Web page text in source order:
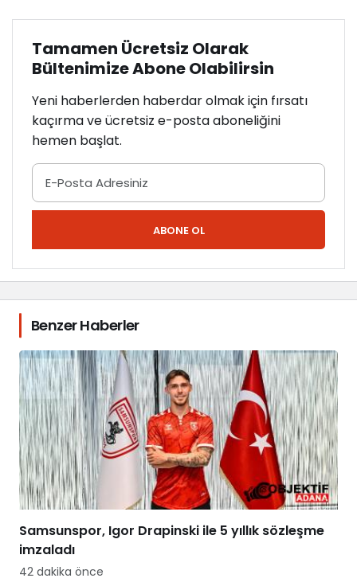
Tamamen Ücretsiz Olarak
Bültenimize Abone Olabilirsin
Yeni haberlerden haberdar olmak için fırsatı
kaçırma ve ücretsiz e-posta aboneliğini
hemen başlat.
ABONE OL
Benzer Haberler
Samsunspor, Igor Drapinski ile 5 yıllık sözleşme
imzaladı
42 dakika önce